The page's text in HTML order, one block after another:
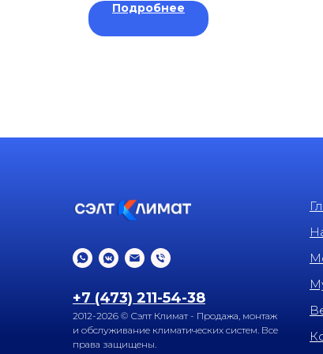
Подробнее
+7 (473) 211-54-38
2012-2026 © Сэлт Климат - Продажа, монтаж
и обслуживание климатических систем. Все
права защищены.